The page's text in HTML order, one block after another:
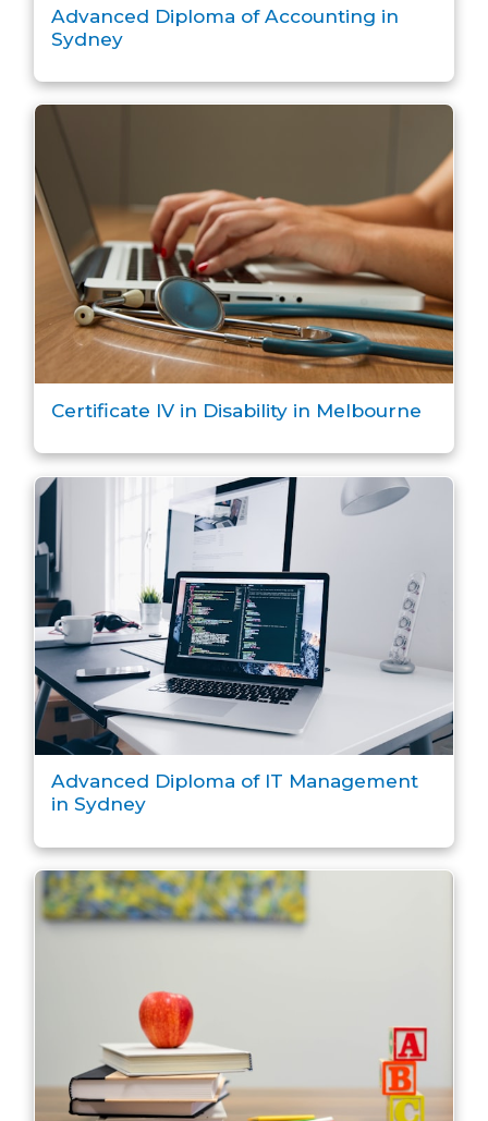
Advanced Diploma of Accounting in
Sydney
Certificate IV in Disability in Melbourne
Advanced Diploma of IT Management
in Sydney